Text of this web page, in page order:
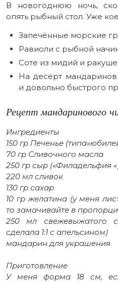
В новогоднюю ночь,
опять рыбный стол. Уже
Запечённые морские
Равиоли с рыбной
Соте из мидий и
На десерт
и довольно быстрого
Рецепт мандаринового
Ингредиенты
150 гр Печенье
70 гр Сливочного масла
250 гр сыр («Филадельфия
220 мл сливок
130 гр сахар
10 гр желатина (у меня
то замачивайте в
250 мл свежевыжатого
сделала 1:1 с апельсином)
мандарин для украшения
Приготовление
У меня форма 18 см,